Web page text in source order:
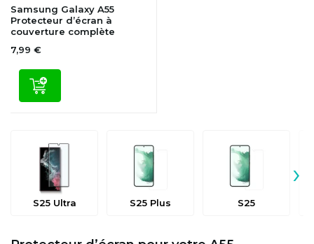
Samsung Galaxy A55
Protecteur d’écran à
couverture complète
7,99 €
S25 Ultra S25 Plus S25
›